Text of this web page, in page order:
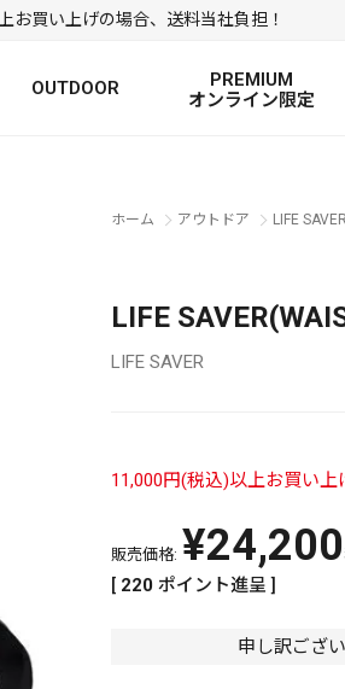
お買い上げの場合、送料当社負担！
TROUT ROD TROUT LURE
SALTWATER LURE
OUTDOOR
PREMIUM
オンライン限定
絞り込み検索
ホーム アウトドア LIFE
LIFE
LIFE SAVER
11,000円(税込)以上お買い
申し訳ござ
販売価格: ¥24,200
[ 220 ポイント進呈 ]